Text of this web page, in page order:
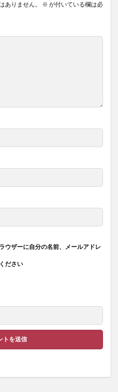
ありません。 ※ が付いている欄は必
ウザーに自分の名前、メールアドレ
ださい